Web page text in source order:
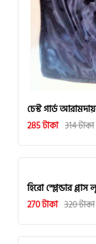
চেস্ট গার্ড
285 টাকা 314 টাকা
হিরো স্প্লেন্ডার
270 টাকা 320 টাকা